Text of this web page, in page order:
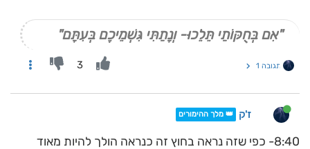
"אִם בְּחֻקּוֹתַי תֵּלֵכוּ- וְנָתַתִּי גִּשְׁמֵיכֶם בְּעִתָּם"
תגובה 1 3
ז'ק 👑 מלך ההימורים
8:40- כפי שזה נראה בחוץ זה כנראה הולך להיות מאוד